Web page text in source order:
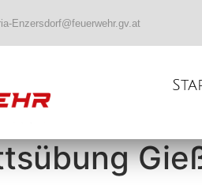
Enzersdorf@feuerwehr.gv.at